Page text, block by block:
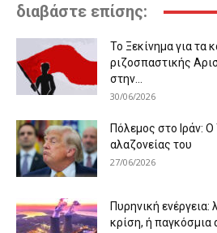
διαβάστε επίσης:
Το Ξεκίνημα για τα
ριζοσπαστικής
στην...
30/06/2026
Πόλεμος στο Ιράν:
αλαζονείας του
27/06/2026
Πυρηνική ενέργεια:
κρίση, ή παγκόσμια